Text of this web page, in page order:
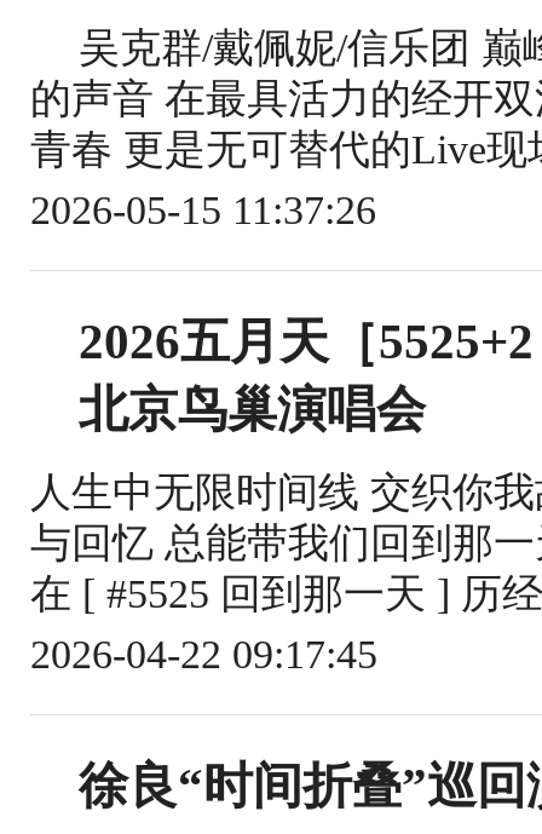
吴克群/戴佩妮/信乐团
的声音 在最具活力的经开
青春 更是无可替代的Live
2026-05-15 11:37:26
2026五月天［
北京鸟巢演唱会
人生中无限时间线 交织你
与回忆 总能带我们回到那
在 [ #5525 回到那一天 ] 历
2026-04-22 09:17:45
徐良“时间折叠”巡